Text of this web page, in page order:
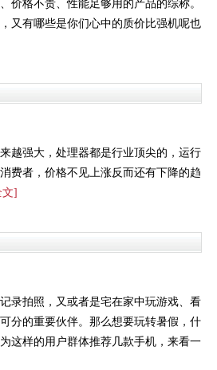
价格不贵、性能足够用的产品的综称。
又有哪些是你们心中的质价比强机呢也
越强大，处理器都是行业顶尖的，运行
费者，价格不见上涨反而还有下降的趋
文]
录拍照，又或者是宅在家中玩游戏、看
分的重要伙伴。那么想要玩转暑假，什
这样的用户群体推荐几款手机，来看一